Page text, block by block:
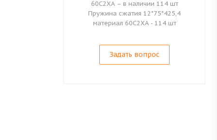
60С2ХА – в наличии 114 шт
Пружина сжатия 12*75*425,4
материал 60С2ХА - 114 шт
Задать вопрос